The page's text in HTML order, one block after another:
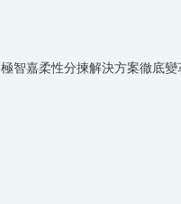
極智嘉柔性分揀解決方案徹底